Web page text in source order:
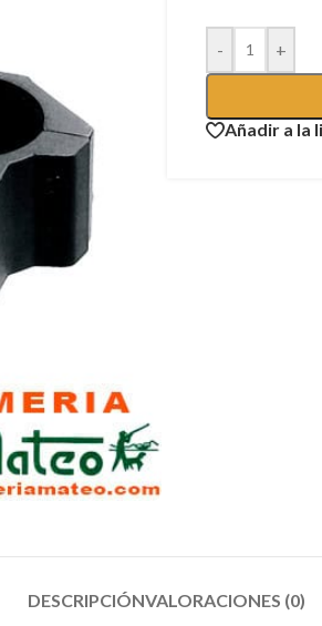
- +
Añadir a la
DESCRIPCIÓNVALORACIONES (0)